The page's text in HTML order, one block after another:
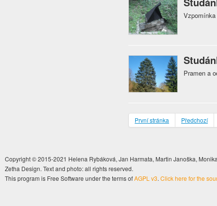
Pramen a
První stránka Předchozí
Copyright © 2015-2021 Helena Rybáková, Jan Harmata, Martin Janoška,
Zetha Design. Text and photo: all rights reserved.
This program is Free Software under the terms ofAGPL v3. Click here for the